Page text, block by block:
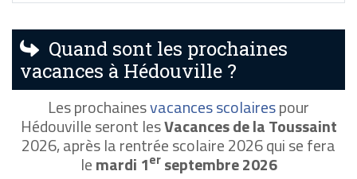
Quand sont les prochaines
vacances à Hédouville ?
Les prochainesvacances scolairespour
Hédouville seront lesVacances de la Toussaint
2026, après la rentrée scolaire 2026 qui se fera
lemardi 1erseptembre 2026